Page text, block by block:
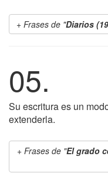
Frases de "Diarios
05.
Su escritura es un
extenderla.
Frases de "El grado